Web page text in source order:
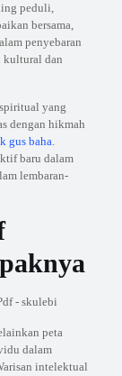
peduli,
bersama,
penyebaran
kultural dan
yang
dengan hikmah
gus baha.
baru dalam
lembaran-
peta
dalam
intelektual